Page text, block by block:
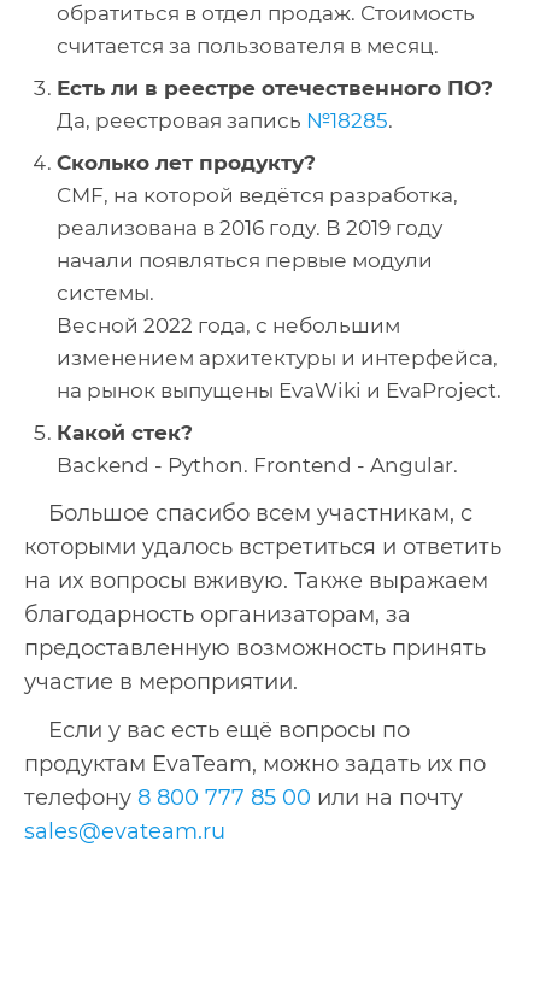
обратиться в отдел продаж. Стоимость
считается за пользователя в месяц.
Есть ли в реестре отечественного ПО?
Да, реестровая запись №18285.
Сколько лет продукту?
CMF, на которой ведётся разработка,
реализована в 2016 году. В 2019 году
начали появляться первые модули
системы.
Весной 2022 года, с небольшим
изменением архитектуры и интерфейса,
на рынок выпущены EvaWiki и EvaProject.
Какой стек?
Backend - Python. Frontend - Angular.
Большое спасибо всем участникам, с
которыми удалось встретиться и ответить
на их вопросы вживую. Также выражаем
благодарность организаторам, за
предоставленную возможность принять
участие в мероприятии.
Если у вас есть ещё вопросы по
продуктам EvaTeam, можно задать их по
телефону 8 800 777 85 00 или на почту
sales@evateam.ru